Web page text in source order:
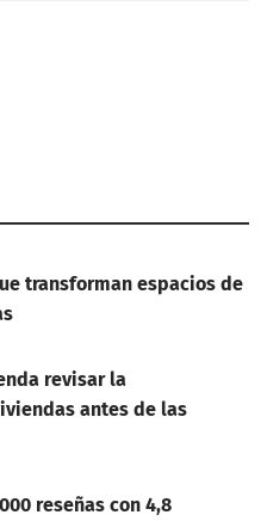
transforman espacios de
revisar la
antes de las
reseñas con 4,8